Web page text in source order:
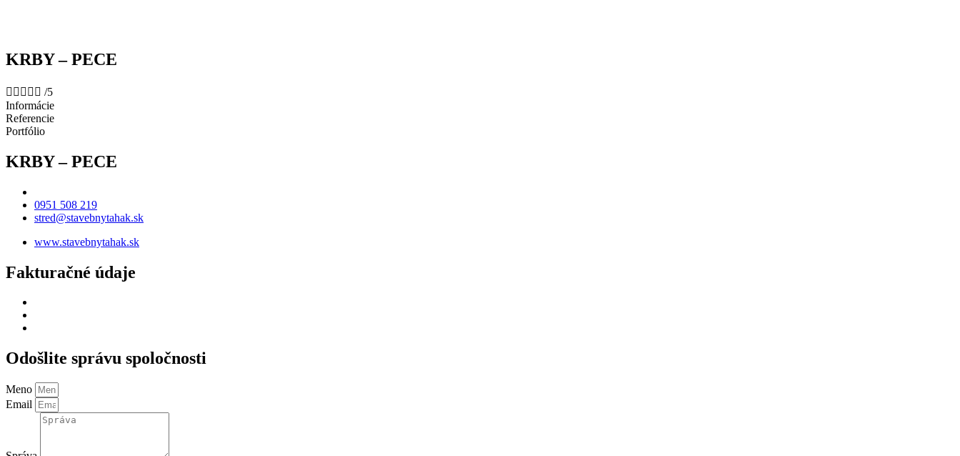
KRBY – PECE
     /5
Informácie
Referencie
Portfólio
KRBY – PECE
0951 508 219
stred@stavebnytahak.sk
www.stavebnytahak.sk
Fakturačné údaje
Odošlite správu spoločnosti
Meno
Email